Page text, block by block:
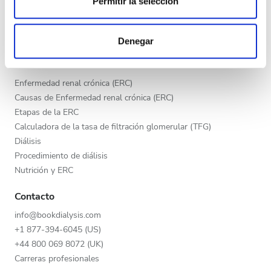
Las cookies de este sitio web se usan para personalizar
el contenido y los anuncios, ofrecer funciones de redes
sociales y analizar el tráfico. Además, compartimos
información sobre el uso que haga del sitio web con
web, quienes pueden combinarla con otra información
que les haya proporcionado o que hayan recopilado a
partir del uso que haya hecho de sus servicios.
Denegar
Noche
Buena
Muy buena
Excelente
Beneficios para los proveedores
Educación
Enfermedad renal crónica (ERC)
Causas de Enfermedad renal crónica (ERC)
Etapas de la ERC
Calculadora de la tasa de filtración glomerular (TFG)
Diálisis
Procedimiento de diálisis
Nutrición y ERC
Contacto
info@bookdialysis.com
+1 877-394-6045 (US)
+44 800 069 8072 (UK)
Carreras profesionales